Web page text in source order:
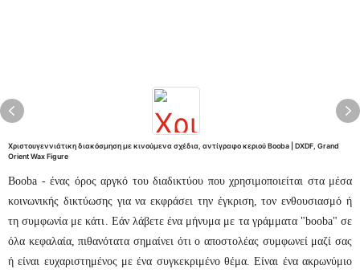
Χριστουγεννιάτικη διακόσμηση με κινούμενα σχέδια, αντίγραφο κεριού Booba | DXDF, Grand
Orient Wax Figure
Booba - ένας όρος αργκό του διαδικτύου που χρησιμοποιείται στα μέσα
κοινωνικής δικτύωσης για να εκφράσει την έγκριση, τον ενθουσιασμό ή
τη συμφωνία με κάτι. Εάν λάβετε ένα μήνυμα με τα γράμματα "booba" σε
όλα κεφαλαία, πιθανότατα σημαίνει ότι ο αποστολέας συμφωνεί μαζί σας
ή είναι ευχαριστημένος με ένα συγκεκριμένο θέμα. Είναι ένα ακρωνύμιο